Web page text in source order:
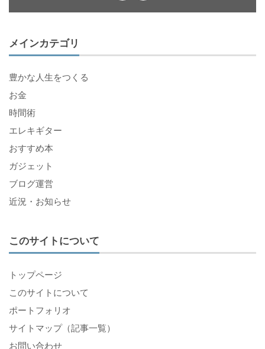
メインカテゴリ
豊かな人生をつくる
お金
時間術
エレキギター
おすすめ本
ガジェット
ブログ運営
近況・お知らせ
このサイトについて
トップページ
このサイトについて
ポートフォリオ
サイトマップ（記事一覧）
お問い合わせ